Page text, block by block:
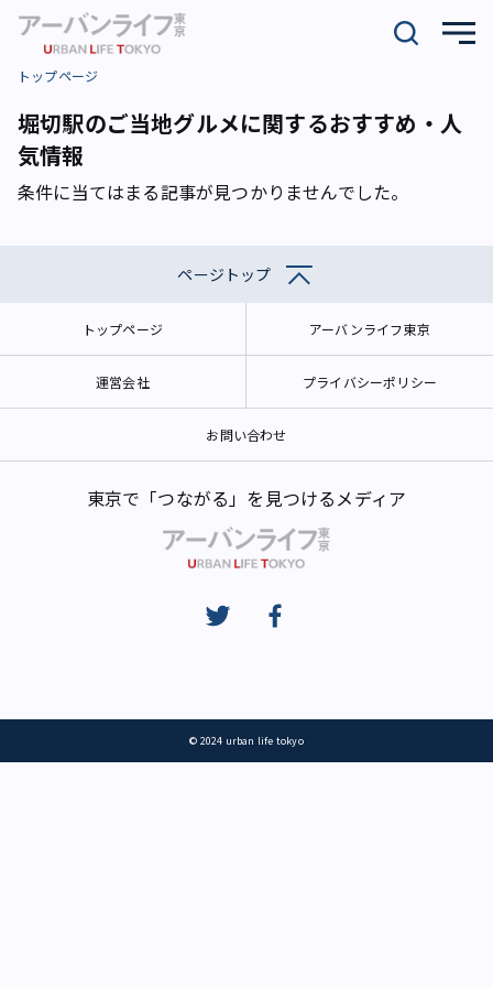
トップページ
堀切駅のご当地グルメに関するおすすめ・人
気情報
条件に当てはまる記事が見つかりませんでした。
ページトップ
トップページ アーバンライフ東京
運営会社 プライバシーポリシー
お問い合わせ
東京で「つながる」を見つけるメディア
© 2024 urban life tokyo